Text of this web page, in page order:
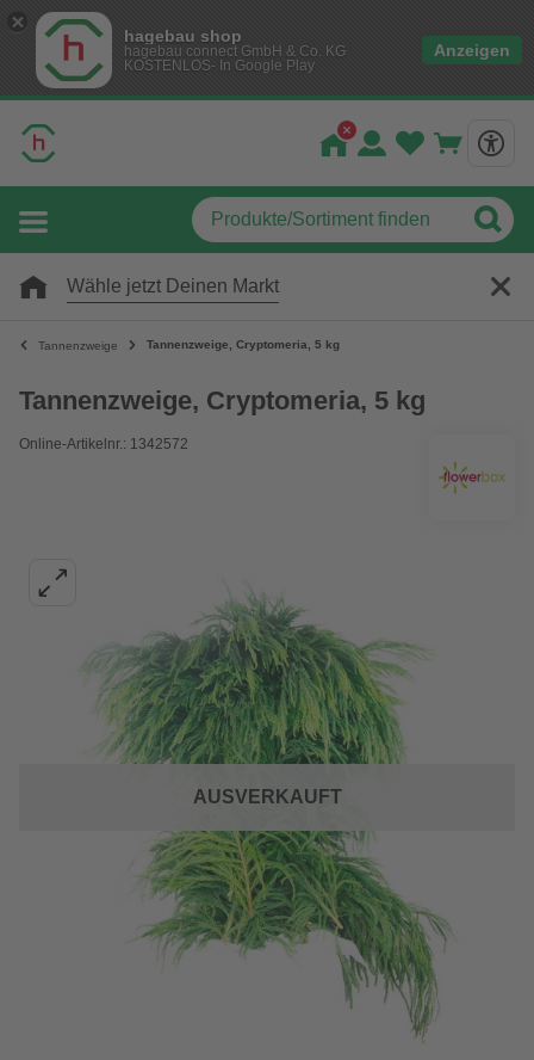
hagebau shop
hagebau connect GmbH & Co. KG
KOSTENLOS- In Google Play
Anzeigen
Wähle jetzt Deinen Markt
Tannenzweige Tannenzweige, Cryptomeria, 5 kg
Tannenzweige, Cryptomeria, 5 kg
Online-Artikelnr.: 1342572
AUSVERKAUFT